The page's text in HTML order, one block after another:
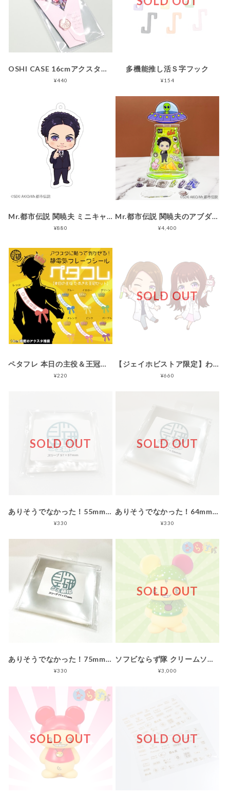
OSHI CASE 16cmアクスタ用【シンプルシリーズ】
¥440
多機能推し活Ｓ字フック
¥154
Mr.都市伝説 関暁夫 ミニキャラアクリルキーホルダー
¥880
Mr.都市伝説 関暁夫のアブダクションスタンド
¥4,400
ペタフレ 本日の主役＆王冠セット（静電気フレークシール）
¥220
SOLD OUT
【ジェイホビストア限定】わぎブリアクリルキーホルダー（白衣ver.）
¥660
SOLD OUT
ありそうでなかった！55mmシール対応スリーブ（57mm×57mm）【30枚入り】
¥330
SOLD OUT
ありそうでなかった！64mm×75mmシール対応スリーブ（66mm×77mm）【30枚入り】
¥330
ありそうでなかった！75mmコースター対応スリーブ（77mm×77mm）【30枚入り】
¥330
SOLD OUT
ソフビならず隊 クリームソーダver.
¥3,000
SOLD OUT SOLD OUT